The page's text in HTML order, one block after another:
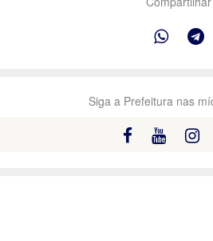
Siga a Prefeitura nas